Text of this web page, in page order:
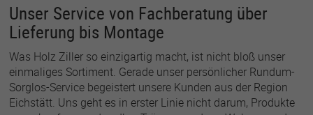
Unser Service von Fachberatung über
Lieferung bis Montage
Was Holz Ziller so einzigartig macht, ist nicht bloß unser
einmaliges Sortiment. Gerade unser persönlicher Rundum-
Sorglos-Service begeistert unsere Kunden aus der Region
Eichstätt. Uns geht es in erster Linie nicht darum, Produkte